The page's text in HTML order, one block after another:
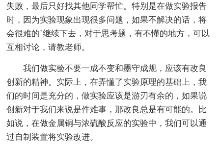
失败，最后只好找其他同学帮忙。特别是在做实验报告
时，因为实验现象出现很多问题，如果不解决的话，将
会很难的`继续下去，对于思考题，有不懂的地方，可以
互相讨论，请教老师。
我们做实验不要一成不变和墨守成规，应该有改良
创新的精神。实际上，在弄懂了实验原理的基础上，我
们的时间是充分的，做实验应该是游刃有余的，如果说
创新对于我们来说是件难事，那改良总是有可能的。比
如说，在做金属铜与浓硫酸反应的实验中，我们可以通
过自制装置将实验改进。